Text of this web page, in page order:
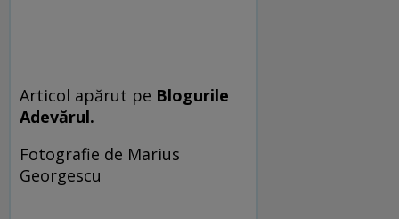
Articol apărut pe Blogurile
Adevărul.
Fotografie de Marius
Georgescu